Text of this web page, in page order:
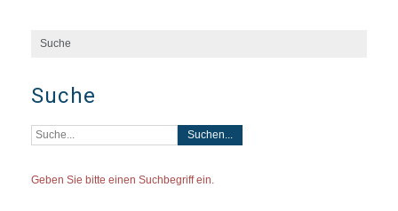
Suche
Suche
Geben Sie bitte einen Suchbegriff ein.